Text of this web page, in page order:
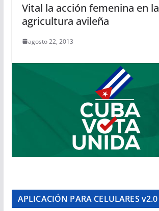
Vital la acción femenina en la
agricultura avileña
agosto 22, 2013
APLICACIÓN PARA CELULARES v2.0